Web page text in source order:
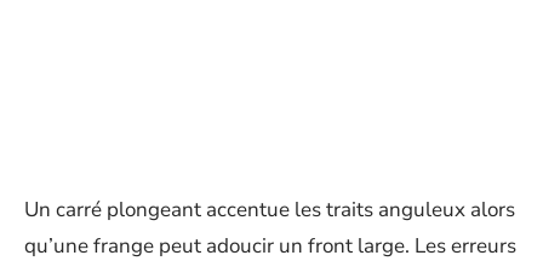
Un carré plongeant accentue les traits anguleux alors
qu’une frange peut adoucir un front large. Les erreurs